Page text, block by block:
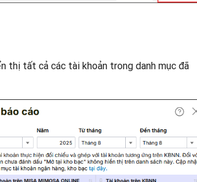
thị tất cả các tài khoản trong danh mục đã